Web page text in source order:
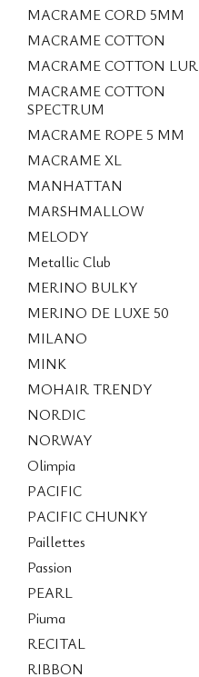
MACRAME CORD 5MM
MACRAME COTTON
MACRAME COTTON
MACRAME COTTON
SPECTRUM
MACRAME ROPE 5 MM
MACRAME XL
MANHATTAN
MARSHMALLOW
MELODY
Metallic Club
MERINO BULKY
MERINO DE LUXE 50
MILANO
MINK
MOHAIR TRENDY
NORDIC
NORWAY
Olimpia
PACIFIC
PACIFIC CHUNKY
Paillettes
Passion
PEARL
Piuma
RECITAL
RIBBON